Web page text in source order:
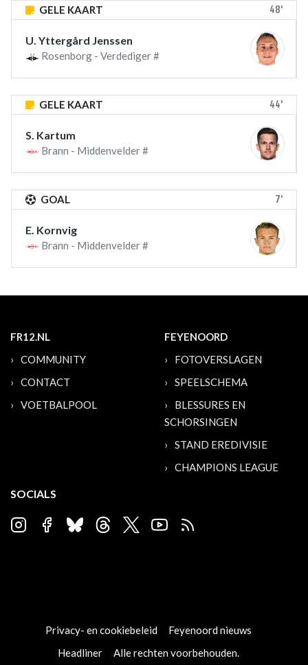
GELE KAART 48'
U. Yttergård Jenssen
Rosenborg - Verdediger #
GELE KAART 44'
S. Kartum
Brann - Middenvelder #
GOAL 7'
E. Kornvig
Brann - Middenvelder #
FR12.NL
COMMUNITY
CONTACT
VOETBALPOOL
FEYENOORD
FOTOVERSLAGEN
SPEELSCHEMA
BLESSURES EN
SCHORSINGEN
STAND EREDIVISIE
CHAMPIONS LEAGUE
SOCIALS
Privacy- en cookiebeleid
Feyenoord nieuws
Headliner
Alle rechten voorbehouden.